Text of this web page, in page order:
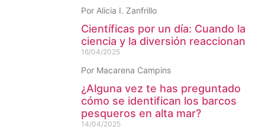
Por Alicia I. Zanfrillo
Científicas por un día: Cuando la
ciencia y la diversión reaccionan
16/04/2025
Por Macarena Campins
¿Alguna vez te has preguntado
cómo se identifican los barcos
pesqueros en alta mar?
14/04/2025